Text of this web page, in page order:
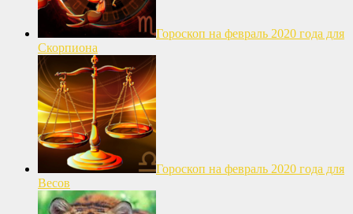
Гороскоп на февраль 2020 года для
Скорпиона
Гороскоп на февраль 2020 года для
Весов